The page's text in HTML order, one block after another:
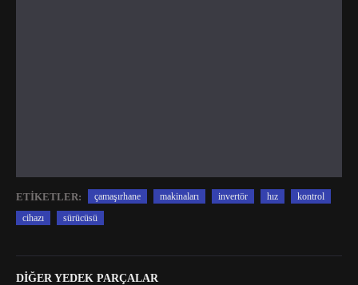
ETIKETLER: çamaşırhane makinaları invertör hız
kontrol
cihazı
sürücüsü
DIĞER YEDEK PARÇALAR